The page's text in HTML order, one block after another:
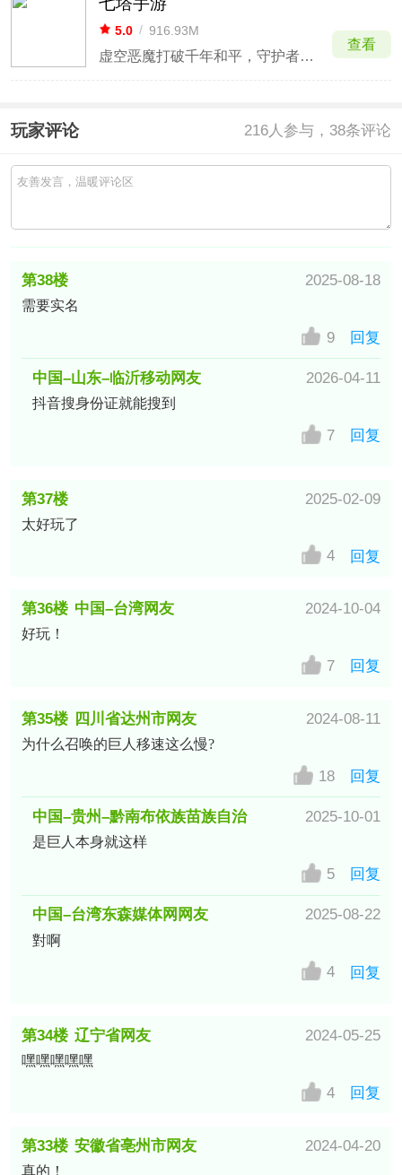
5.0 / 916.93M
虚空恶魔打破千年和平，守护者凯瑟琳向你发出紧急委托
查看
玩家评论 216人参与，38条评论
第38楼
IANA局域网IP(Private-Use)网友
2025-08-18
需要实名
9 回复
中国–山东–临沂移动网友 2026-04-11
抖音搜身份证就能搜到
7 回复
第37楼
中国–江苏–连云港电信网友
2025-02-09
太好玩了
4 回复
第36楼 中国–台湾网友 2024-10-04
好玩！
7 回复
第35楼 四川省达州市网友 2024-08-11
为什么召唤的巨人移速这么慢?
18 回复
中国–贵州–黔南布依族苗族自治
州电信网友
2025-10-01
是巨人本身就这样
5 回复
中国–台湾东森媒体网网友 2025-08-22
對啊
4 回复
第34楼 辽宁省网友 2024-05-25
嘿嘿嘿嘿嘿
4 回复
第33楼 安徽省亳州市网友 2024-04-20
真的！